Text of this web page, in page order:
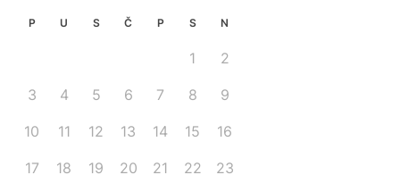
P U S Č P S N
1 2
3 4 5 6 7 8 9
10 11 12 13 14 15 16
17 18 19 20 21 22 23